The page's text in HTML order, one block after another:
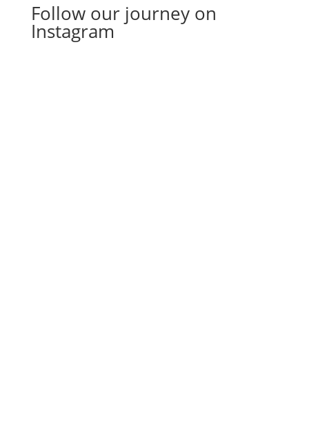
Follow our journey on
Instagram